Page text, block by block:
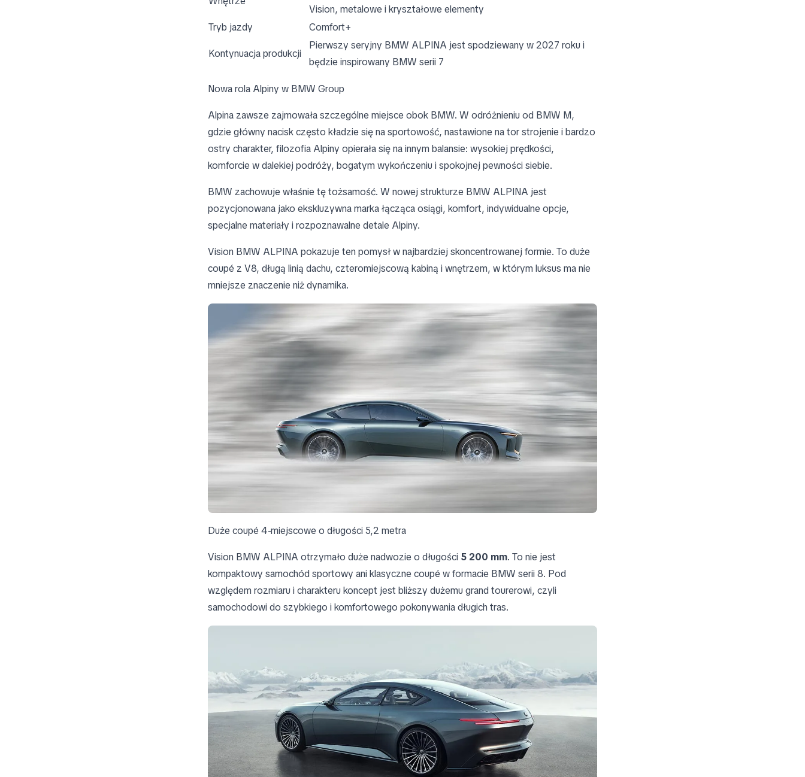
Vision, metalowe i kryształowe elementy
Tryb jazdy
Comfort+
Kontynuacja produkcji
Pierwszy seryjny BMW ALPINA jest spodziewany w 2027 roku i
będzie inspirowany BMW serii 7
Nowa rola Alpiny w BMW Group
Alpina zawsze zajmowała szczególne miejsce obok BMW. W odróżnieniu od BMW M,
gdzie główny nacisk często kładzie się na sportowość, nastawione na tor strojenie i bardzo
ostry charakter, filozofia Alpiny opierała się na innym balansie: wysokiej prędkości,
komforcie w dalekiej podróży, bogatym wykończeniu i spokojnej pewności siebie.
BMW zachowuje właśnie tę tożsamość. W nowej strukturze BMW ALPINA jest
pozycjonowana jako ekskluzywna marka łącząca osiągi, komfort, indywidualne opcje,
specjalne materiały i rozpoznawalne detale Alpiny.
Vision BMW ALPINA pokazuje ten pomysł w najbardziej skoncentrowanej formie. To duże
coupé z V8, długą linią dachu, czteromiejscową kabiną i wnętrzem, w którym luksus ma nie
mniejsze znaczenie niż dynamika.
Duże coupé 4-miejscowe o długości 5,2 metra
Vision BMW ALPINA otrzymało duże nadwozie o długości 5 200 mm. To nie jest
kompaktowy samochód sportowy ani klasyczne coupé w formacie BMW serii 8. Pod
względem rozmiaru i charakteru koncept jest bliższy dużemu grand tourerowi, czyli
samochodowi do szybkiego i komfortowego pokonywania długich tras.